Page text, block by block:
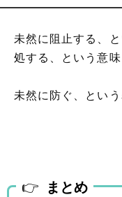
未然に阻止する、
処する、という意味
未然に防ぐ、とい
まとめ